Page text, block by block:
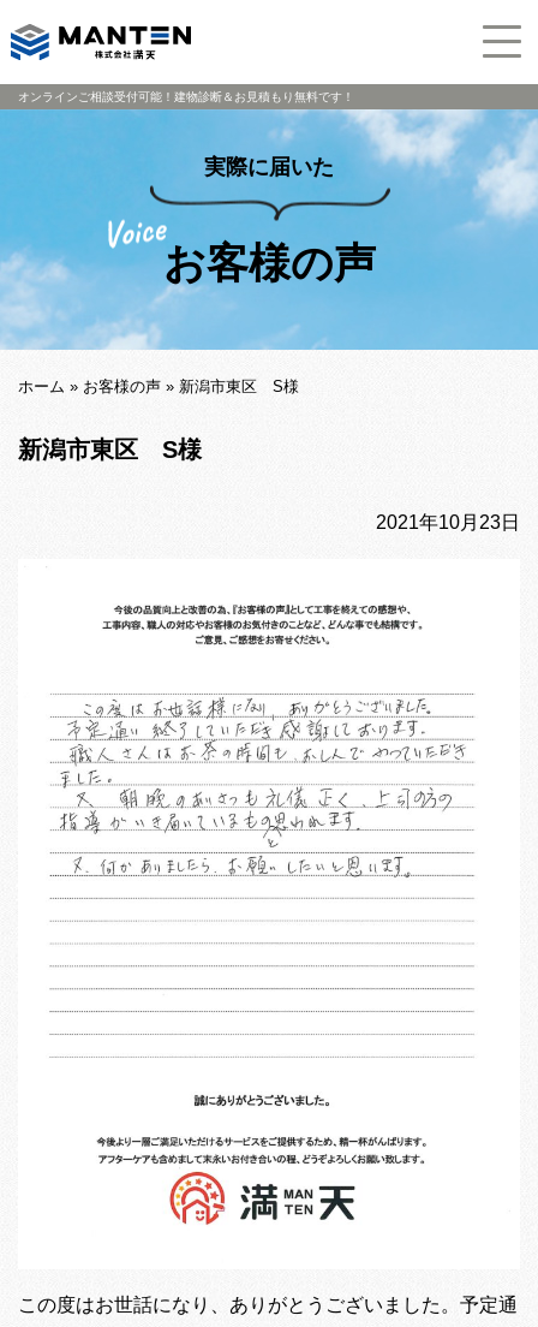
オンラインご相談受付可能！建物診断＆お見積もり無料です！
実際に届いた
お客様の声
ホーム » お客様の声 » 新潟市東区 S様
新潟市東区 S様
2021年10月23日
この度はお世話になり、ありがとうございました。予定通